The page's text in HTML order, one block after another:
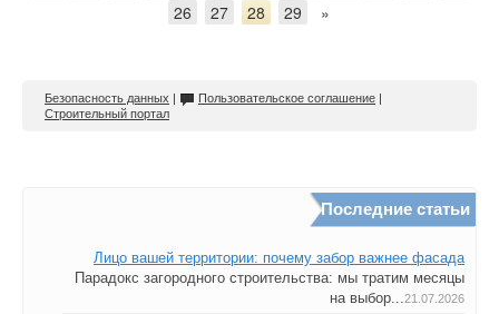
26
27 28 29 »
Безопасность данных | Пользовательское соглашение |
Строительный портал
Последние статьи
Лицо вашей территории: почему забор важнее фасада
Парадокс загородного строительства: мы тратим месяцы
на выбор...21.07.2026